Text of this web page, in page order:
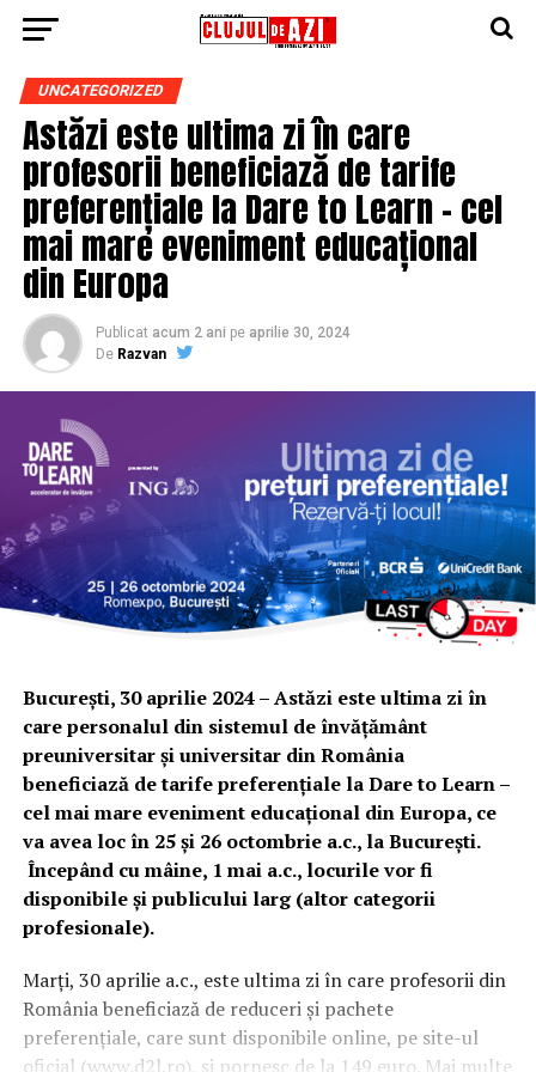
UNCATEGORIZED
Astăzi este ultima zi în care
profesorii beneficiază de tarife
preferențiale la Dare to Learn – cel
mai mare eveniment educațional
din Europa
Publicat acum 2 ani pe aprilie 30, 2024
De Razvan
București, 30 aprilie 2024 –Astăzi este ultima zi în
carepersonalul din sistemul de învățământ
preuniversitar și universitar din România
beneficiază de tarife preferențiale la Dare to Learn –
cel mai mare eveniment educațional din Europa, ce
va avea loc în 25 și 26 octombrie a.c., la București.
Începând cu mâine, 1 mai a.c., locurile vor fi
disponibile și publicului larg (altor categorii
profesionale).
Marți, 30 aprilie a.c., este ultima zi în care profesorii din
România beneficiază de reduceri și pachete
preferențiale, care sunt disponibile online, pe site-ul
oficial (www.d2l.ro), și pornesc de la 149 euro. Mai multe